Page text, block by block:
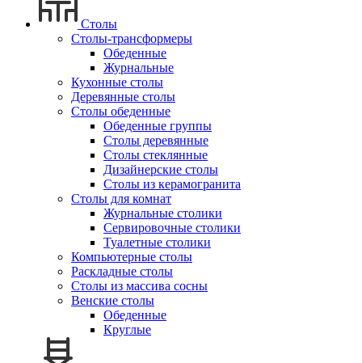
Столы
Столы-трансформеры
Обеденные
Журнальные
Кухонные столы
Деревянные столы
Столы обеденные
Обеденные группы
Столы деревянные
Столы стеклянные
Дизайнерские столы
Столы из керамогранита
Столы для комнат
Журнальные столики
Сервировочные столики
Туалетные столики
Компьютерные столы
Раскладные столы
Столы из массива сосны
Венские столы
Обеденные
Круглые